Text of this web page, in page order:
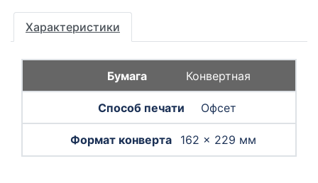
Характеристики
Конвертная
Офсет
162 × 229 мм